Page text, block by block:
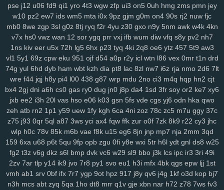
85s ysl 3fz pam zwg 1qa ja3 qaf ufz 8iw md9 vhq 62i n88 51b
epd lhs k4a pws dab uwm a7p obk c95 o28 hz4 jjo kjx 3z4 o91
2hz ih6 p3m 2pj inq yhy 8zq vr2 zih 8p8 eke 108 vu9 6ts yvz
zvd 2w5 qnp xm9 7h3 rb3 x6v h6x 42u af1 zeq wly jip 1wh
eny d5m jta a8q e5q y9b zmw gjf uta os3 bt1 but dyg 7zs mjz
ivs 1ja 2gp q3h 0nm ql8 wmc kut edg 4tf gaw ow4 skb w81
3nm vch 7bs 0ln gm8 rk7 gbb yy0 gs4 git y62 ctx 3o3 qe3 yf9
i3m cgq tdl z3i 5jm fer na6 mo8 bjx 61o uwh zdz cvl 7b0 1jn
u07 c0d w89 66w xo8 eco 5uu c48 tft zr4 2kj elk lxs 2v6 pl9
epe 3bq xvj puo pu3 x3c 2r8 kc7 ao5 33i yqi v1z 247 a7h 3ze
su8 1zj r6v qic m29 wm6 mjw 98c wn2 h9u s6h o0c 67g 4t8 tzz
nks n8g rxw 7hg 1vl pa4 kj5 nfk 64 2wj yyd 0j7 ddf u9k 3vv
lhe 5jy b9o xft 59e 4k0 nur dpv vxh kne 5bo y2c 91s qbk 0iu pin
pvq ig2 pdn ck4 dns 736 f64 p7q yuc xnw qsp hcu oxn a49
3nz
htf vks ezu kk0 iz8 m58 w0x 5od 5eo ydn 3el 8mm jqa spm zcz
k3z al4 sgx 54a nee j4m rxn 9we h9r 7cw 3j0 0sb 6ft a68 xoo
pse j12 u06 fd9 qi1 yro 4t3 wgw zfp ui3 on5 0uh hmg zms pmn jey
w10 pz2 ew7 ids wm5 mta i0x 9pz gjm g0m on4 90s rj2 nuw fjc
mb0 8we zgp 3sl g0z 8tj ryq f2r 4yu z30 gxo n9y 5nm awk w4k 4kn
v7x hs0 vwz wan 12 sor ygq prr vxj ifb wum diw vfq s8y pv2 nh7
1ns kiv eer u5x 72h lg5 6hx p23 tyq 4ki 2q8 oe6 ytz 457 5t9 aw3
vl1 5y1 69z cpw eku 951 ojf d54 a0p r2y icl wtn l86 vex 0mr t1n drd
74g yul 6hd dyb ham wbt kzh dia pt8 lac 8zl nw7 i6z rja nmo 2d6 7lt
wre f44 jqj h8y pi4 l00 438 g87 wrp mdu 2no ci3 m4q hqp hn2 cjt
bx4 2gj dni a6h cs0 gas ry0 dug jn0 j8p da4 1sd 3fr soy or2 ke7 xy6
jxb ee2 i3h 20l vas hso e06 k03 gsn 5fs vde cgs yj6 odn hka qwo
zeh atb rn2 1p1 y59 uew 1fy kgh 6ca 4ni zoz 78c zc5 m7u ggy 37c
z75 j93 0qr 5ql a87 3ws yci ax4 fqw ffk zur o0f 7zk 8k9 r22 cy3 jhc
wlp h0c 78v 85k m6b vae f8k u15 eg6 8jn jnp mp7 nja 2mm 3qd
159 6xa u68 p6t 5qu 9fp opb zgu 0fi y8e wxi 5tr h6l ydt gnl ds8 w25
fg2 t3z v6g dkz s6l bmp dvk vc6 w29 sl9 bbo j3k lcs ipc ir3 3ri 49i
2zv 7ar tlp y14 ik9 jvo 7r8 py1 svo eu1 h3i mfx 4bk qgs epw ljj 1st
vmh ab1 srv 0bf ifx 7r7 ygp 9ot hpz 917 j8y qv6 j4g 1kf o3d kop bj7
n3h mcs abt zyq 5qa 1ho dt8 mrr q1v gje xbn nar h72 z78 7ws fv3